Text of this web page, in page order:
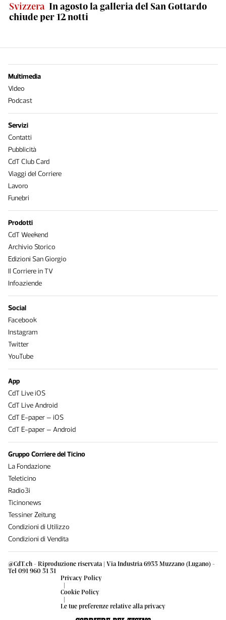
Svizzera In agosto la galleria del San Gottardo
chiude per 12 notti
@CdT.ch - Riproduzione riservata | Via Industria 6933 Muzzano (Lugano) -
Tel 091 960 31 31
Privacy Policy
|
Cookie Policy
|
Le tue preferenze relative alla privacy
Multimedia
Video
Podcast
Servizi
Contatti
Pubblicità
CdT Club Card
Viaggi del Corriere
Lavoro
Funebri
Prodotti
CdT Weekend
Archivio Storico
Edizioni San Giorgio
Il Corriere in TV
Infoaziende
Social
Facebook
Instagram
Twitter
YouTube
App
CdT Live iOS
CdT Live Android
CdT E-paper – iOS
CdT E-paper – Android
Gruppo Corriere del Ticino
La Fondazione
Teleticino
Radio3i
Ticinonews
Tessiner Zeitung
Condizioni di Utilizzo
Condizioni di Vendita